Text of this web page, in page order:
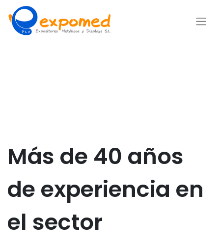
Más de 40 años
de experiencia en
el sector